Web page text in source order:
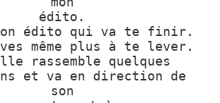
édito.
édito qui va te finir.
même plus à te lever.
rassemble quelques
et va en direction de
son